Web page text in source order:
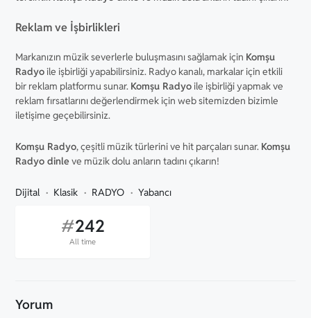
Reklam ve İşbirlikleri
Markanızın müzik severlerle buluşmasını sağlamak için Komşu
Radyoile işbirliği yapabilirsiniz. Radyo kanalı, markalar için etkili
bir reklam platformu sunar. Komşu Radyoile işbirliği yapmak ve
reklam fırsatlarını değerlendirmek için web sitemizden bizimle
iletişime geçebilirsiniz.
Komşu Radyo, çeşitli müzik türlerini ve hit parçaları sunar. Komşu
Radyo dinle ve müzik dolu anların tadını çıkarın!
Dijital Klasik RADYO Yabancı
#242
All time
Yorum